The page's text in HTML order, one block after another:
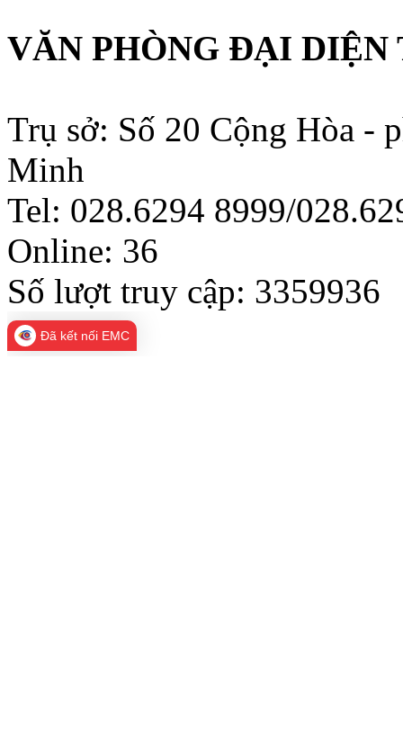
VĂN PHÒNG ĐẠI
Trụ sở: Số 20 Cộng Hòa -
Minh
Tel: 028.6294 8999/
Online: 36
Số lượt truy cập: 3359936
Đã kết nối EMC